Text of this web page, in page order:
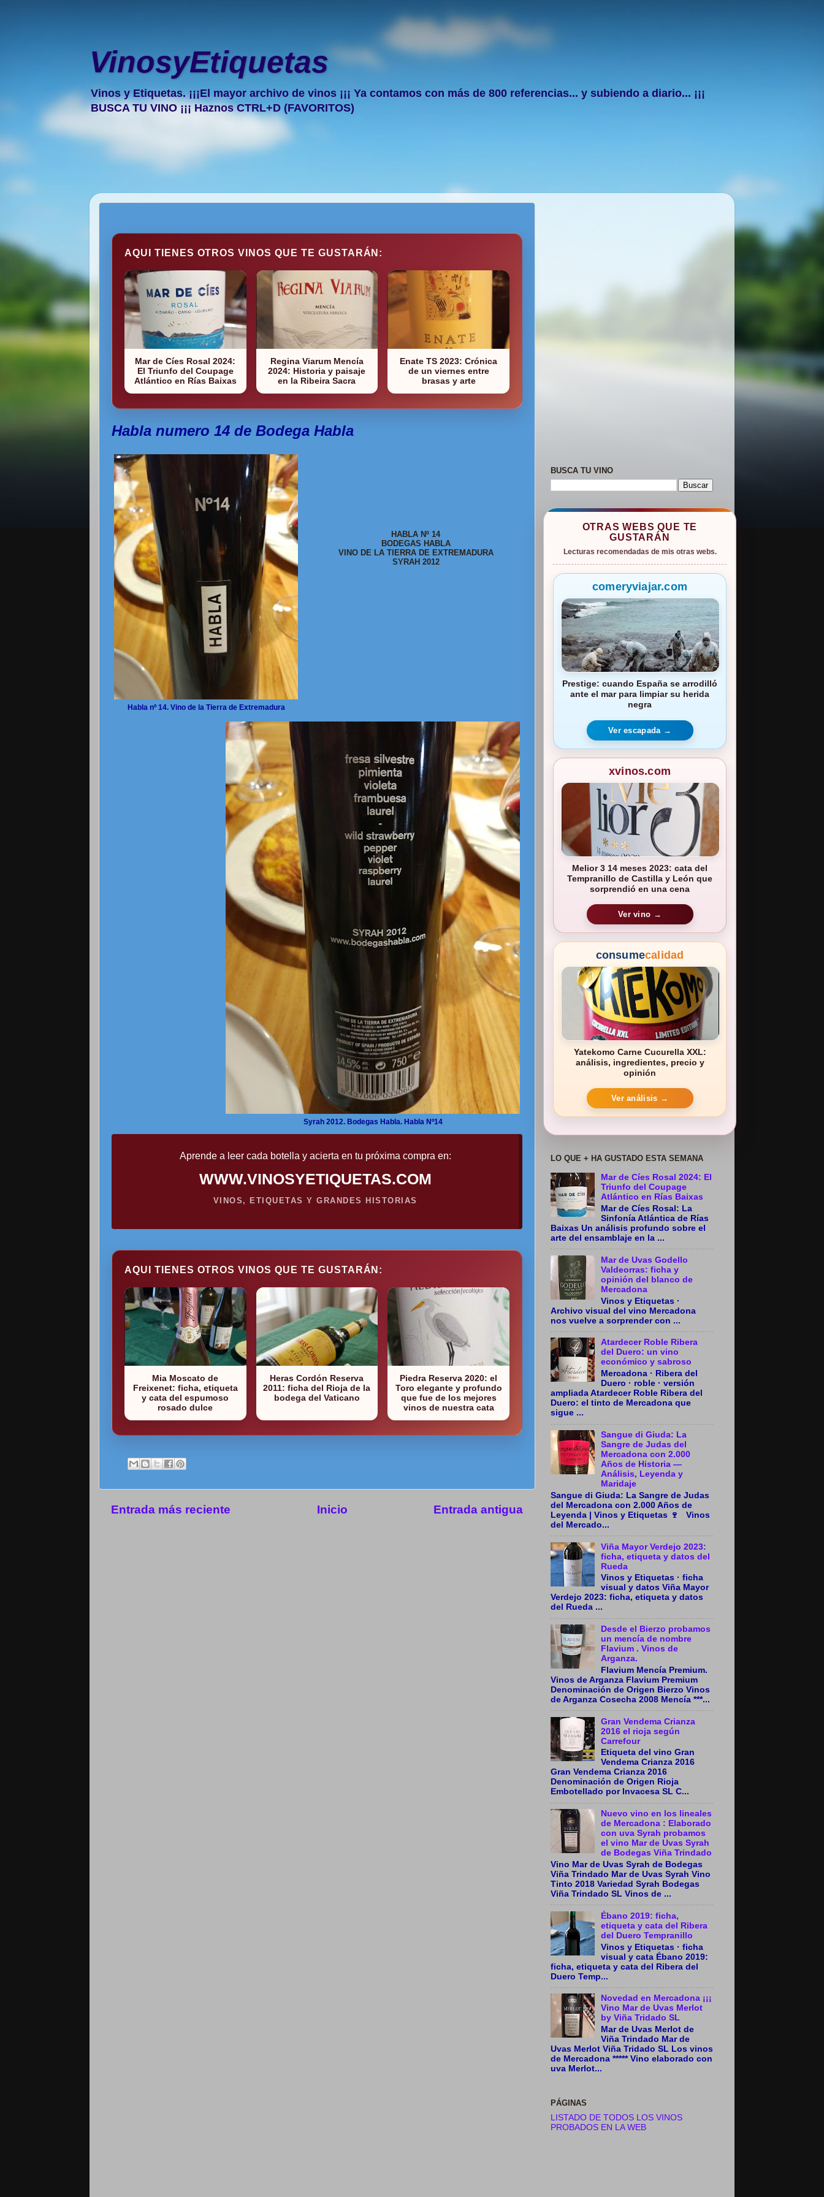
VinosyEtiquetas
Vinos y Etiquetas. ¡¡¡El mayor archivo de vinos ¡¡¡ Ya contamos con más de 800 referencias... y subiendo a diario... ¡¡¡
BUSCA TU VINO ¡¡¡ Haznos CTRL+D (FAVORITOS)
AQUI TIENES OTROS VINOS QUE TE GUSTARÁN:
Mar de Cíes Rosal 2024:
El Triunfo del Coupage
Atlántico en Rías Baixas
Regina Viarum Mencía
2024: Historia y paisaje
en la Ribeira Sacra
Enate TS 2023: Crónica
de un viernes entre
brasas y arte
Habla numero 14 de Bodega Habla
Habla nº 14. Vino de la Tierra de Extremadura
HABLA Nº 14
BODEGAS HABLA
VINO DE LA TIERRA DE EXTREMADURA
SYRAH 2012
Syrah 2012. Bodegas Habla. Habla Nº14
Aprende a leer cada botella y acierta en tu próxima compra en:
WWW.VINOSYETIQUETAS.COM
VINOS, ETIQUETAS Y GRANDES HISTORIAS
AQUI TIENES OTROS VINOS QUE TE GUSTARÁN:
Mia Moscato de
Freixenet: ficha, etiqueta
y cata del espumoso
rosado dulce
Heras Cordón Reserva
2011: ficha del Rioja de la
bodega del Vaticano
Piedra Reserva 2020: el
Toro elegante y profundo
que fue de los mejores
vinos de nuestra cata
Entrada más reciente Entrada antigua
Inicio
BUSCA TU VINO
OTRAS WEBS QUE TE
GUSTARÁN
Lecturas recomendadas de mis otras webs.
comeryviajar.com
Prestige: cuando España se arrodilló
ante el mar para limpiar su herida
negra
Ver escapada →
xvinos.com
Melior 3 14 meses 2023: cata del
Tempranillo de Castilla y León que
sorprendió en una cena
Ver vino →
consumecalidad
Yatekomo Carne Cucurella XXL:
análisis, ingredientes, precio y
opinión
Ver análisis →
LO QUE + HA GUSTADO ESTA SEMANA
Mar de Cíes Rosal 2024: El
Triunfo del Coupage
Atlántico en Rías Baixas
Mar de Cíes Rosal: La
Sinfonía Atlántica de Rías
Baixas Un análisis profundo sobre el
arte del ensamblaje en la ...
Mar de Uvas Godello
Valdeorras: ficha y
opinión del blanco de
Mercadona
Vinos y Etiquetas ·
Archivo visual del vino Mercadona
nos vuelve a sorprender con ...
Atardecer Roble Ribera
del Duero: un vino
económico y sabroso
Mercadona · Ribera del
Duero · roble · versión
ampliada Atardecer Roble Ribera del
Duero: el tinto de Mercadona que
sigue ...
Sangue di Giuda: La
Sangre de Judas del
Mercadona con 2.000
Años de Historia —
Análisis, Leyenda y
Maridaje
Sangue di Giuda: La Sangre de Judas
del Mercadona con 2.000 Años de
Leyenda | Vinos y Etiquetas 🍷 Vinos
del Mercado...
Viña Mayor Verdejo 2023:
ficha, etiqueta y datos del
Rueda
Vinos y Etiquetas · ficha
visual y datos Viña Mayor
Verdejo 2023: ficha, etiqueta y datos
del Rueda ...
Desde el Bierzo probamos
un mencía de nombre
Flavium . Vinos de
Arganza.
Flavium Mencía Premium.
Vinos de Arganza Flavium Premium
Denominación de Origen Bierzo Vinos
de Arganza Cosecha 2008 Mencía ***...
Gran Vendema Crianza
2016 el rioja según
Carrefour
Etiqueta del vino Gran
Vendema Crianza 2016
Gran Vendema Crianza 2016
Denominación de Origen Rioja
Embotellado por Invacesa SL C...
Nuevo vino en los lineales
de Mercadona : Elaborado
con uva Syrah probamos
el vino Mar de Uvas Syrah
de Bodegas Viña Trindado
Vino Mar de Uvas Syrah de Bodegas
Viña Trindado Mar de Uvas Syrah Vino
Tinto 2018 Variedad Syrah Bodegas
Viña Trindado SL Vinos de ...
Ébano 2019: ficha,
etiqueta y cata del Ribera
del Duero Tempranillo
Vinos y Etiquetas · ficha
visual y cata Ébano 2019:
ficha, etiqueta y cata del Ribera del
Duero Temp...
Novedad en Mercadona ¡¡¡
Vino Mar de Uvas Merlot
by Viña Tridado SL
Mar de Uvas Merlot de
Viña Trindado Mar de
Uvas Merlot Viña Tridado SL Los vinos
de Mercadona ***** Vino elaborado con
uva Merlot...
PÁGINAS
LISTADO DE TODOS LOS VINOS
PROBADOS EN LA WEB